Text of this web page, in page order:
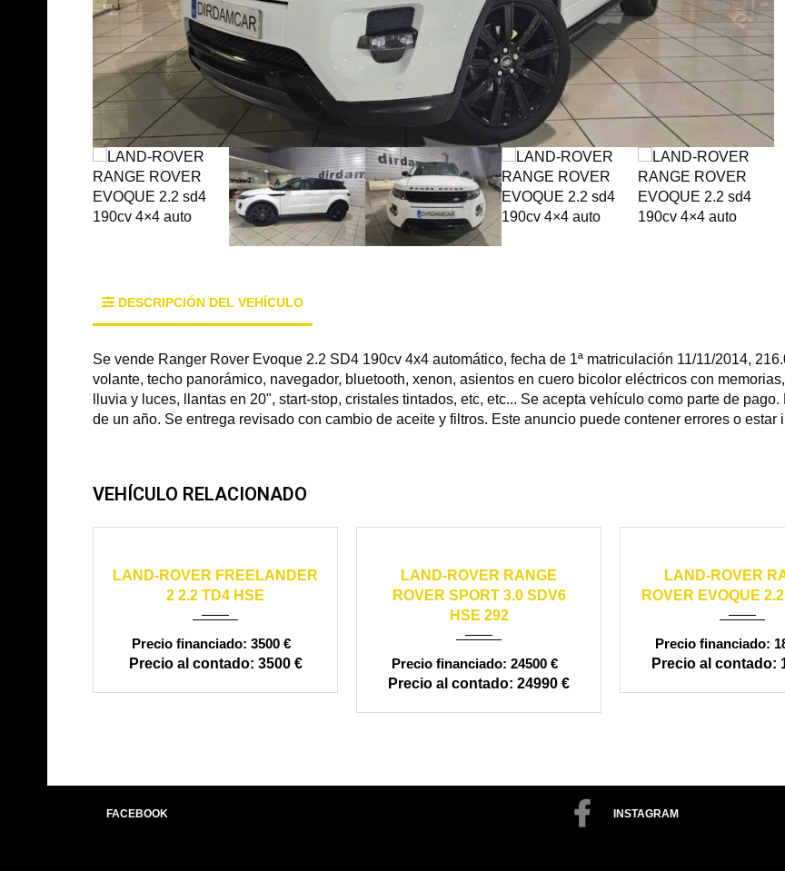
DESCRIPCIÓN DEL VEHÍCULO
Se vende Ranger Rover Evoque 2.2 SD4 190cv 4x4 automático, fecha de 1ª matriculación 11/11/2014,
volante, techo panorámico, navegador, bluetooth, xenon, asientos en cuero bicolor eléctricos con
lluvia y luces, llantas en 20", start-stop, cristales tintados, etc, etc... Se acepta vehículo como parte de
de un año. Se entrega revisado con cambio de aceite y filtros. Este anuncio puede contener errores o
VEHÍCULO RELACIONADO
LAND-ROVER FREELANDER
2 2.2 TD4 HSE
3500 €
3500 €
250000
LAND-ROVER RANGE
ROVER SPORT 3.0 SDV6
HSE 292
24500 €
24990 €
LAND-ROVER
ROVER EVOQUE
FACEBOOK INSTAGRAM